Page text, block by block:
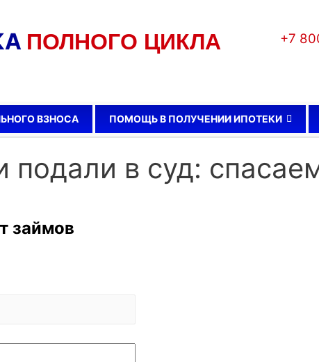
ПОЛНОГО ЦИКЛА +7
ВЗНОСА ПОМОЩЬ В ПОЛУЧЕНИИ ИПОТЕКИ
подали в суд:
займов